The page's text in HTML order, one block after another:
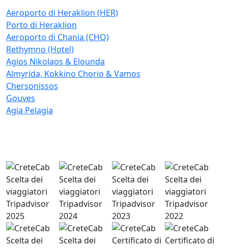
Aeroporto di Heraklion (HER)
Porto di Heraklion
Aeroporto di Chania (CHQ)
Rethymno (Hotel)
Agios Nikolaos & Elounda
Almyrida, Kokkino Chorio & Vamos
Chersonissos
Gouves
Agia Pelagia